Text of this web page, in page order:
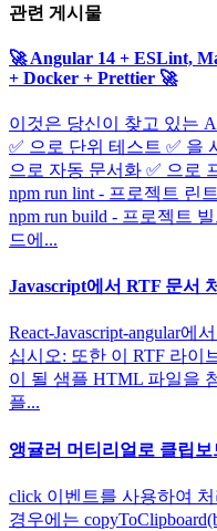
관련 게시물
🚀 Angular 14 + ESLint,
+ Docker + Prettier 🚀
이것은 당신이 찾고 있는
✅ 으로 단위 테스트 ✅ 을
으로 자동 문서화 ✅ 으로
npm run lint - 프로젝트 린
npm run build - 프로젝트
드에...
Javascript에서 RTF 문서
React-Javascript-angular
십시오: 또한 이 RTF 라이
이 될 샘플 HTML 파일을
플...
앵귤러 머티리얼로 클립
click 이벤트를 사용하여
경우에는